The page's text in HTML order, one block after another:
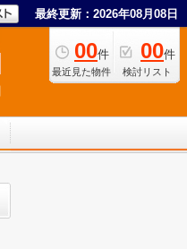
最終更新：2026年08月08日
00件
最近見た物件
00件
検討リスト